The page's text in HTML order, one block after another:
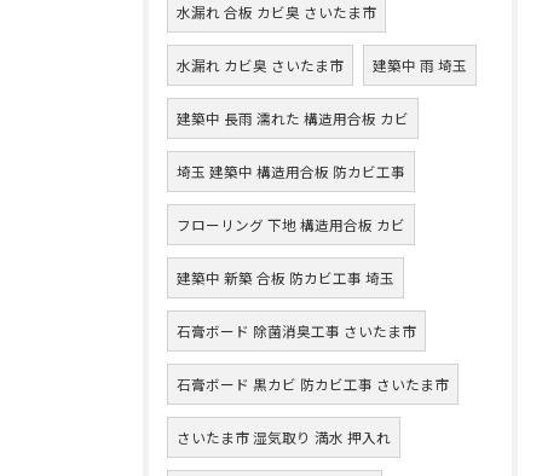
水漏れ 合板 カビ臭 さいたま市
水漏れ カビ臭 さいたま市 建築中 雨 埼玉
建築中 長雨 濡れた 構造用合板 カビ
埼玉 建築中 構造用合板 防カビ工事
フローリング 下地 構造用合板 カビ
建築中 新築 合板 防カビ工事 埼玉
石膏ボード 除菌消臭工事 さいたま市
石膏ボード 黒カビ 防カビ工事 さいたま市
さいたま市 湿気取り 満水 押入れ